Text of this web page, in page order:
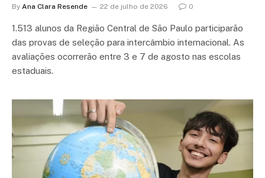
By Ana Clara Resende 22 de julho de 2026 0
1.513 alunos da Região Central de São Paulo participarão
das provas de seleção para intercâmbio internacional. As
avaliações ocorrerão entre 3 e 7 de agosto nas escolas
estaduais.